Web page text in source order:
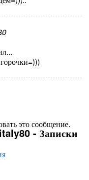
это сообщение.
- Записки